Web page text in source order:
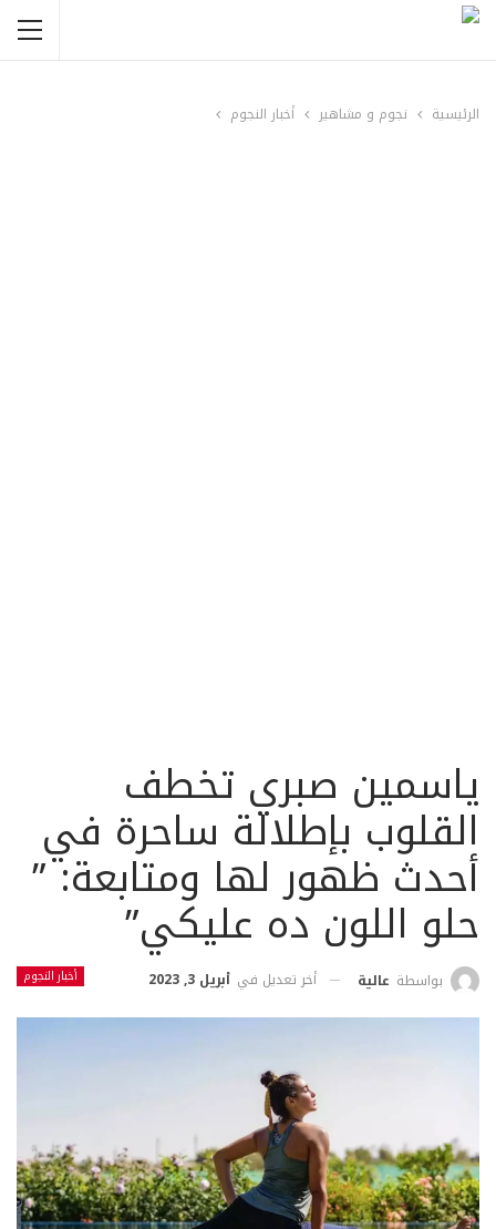
الرئيسية نجوم و مشاهير أخبار النجوم
ياسمين صبري تخطف
القلوب بإطلالة ساحرة في
أحدث ظهور لها ومتابعة: ”
حلو اللون ده عليكي”
أخبار النجوم بواسطة عالية أخر تعديل في أبريل 3, 2023